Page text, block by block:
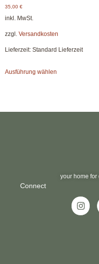
35,00 €
inkl. MwSt.
zzgl. Versandkosten
Lieferzeit: Standard Lieferzeit
Ausführung wählen
your home for
Connect